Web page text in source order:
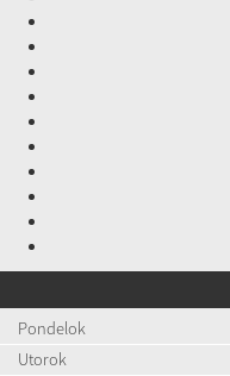
Pondelok
Utorok